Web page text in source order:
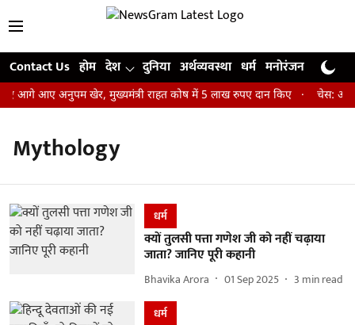
Contact Us होम देश दुनिया अर्थव्यवस्था धर्म मनोरंजन खेल
आगे आए अनुपम खेर, मुख्यमंत्री राहत कोष में 5 लाख रुपए दान किए चेस: आर
Mythology
धर्म
क्यों तुलसी पत्ता गणेश जी को नहीं चढ़ाया
जाता? जानिए पूरी कहानी
Bhavika Arora 01 Sep 2025 3 min read
धर्म